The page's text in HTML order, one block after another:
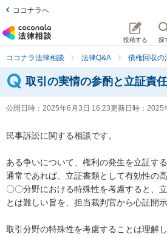
ココナラへ
投稿する 探
ココナラ法律相談 法律Q&A 債権回収の
取引の実情の参酌と立証責
公開日時： 2025年6月3日 16:23更新日時： 2025
民事訴訟に関する相談です。
ある争いについて、権利の発生を立証す
通常であれば、立証書類として有効性の
〇〇分野における特殊性を考慮すると、
とは難しい旨を、担当裁判官から心証開示
取引分野の特殊性を考慮することは理解